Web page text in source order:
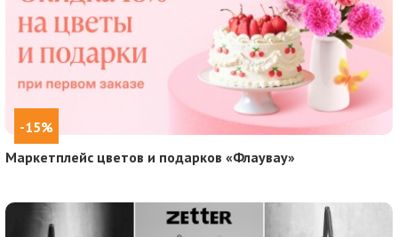
-15%
Маркетплейс цветов и подарков «Флаувау»